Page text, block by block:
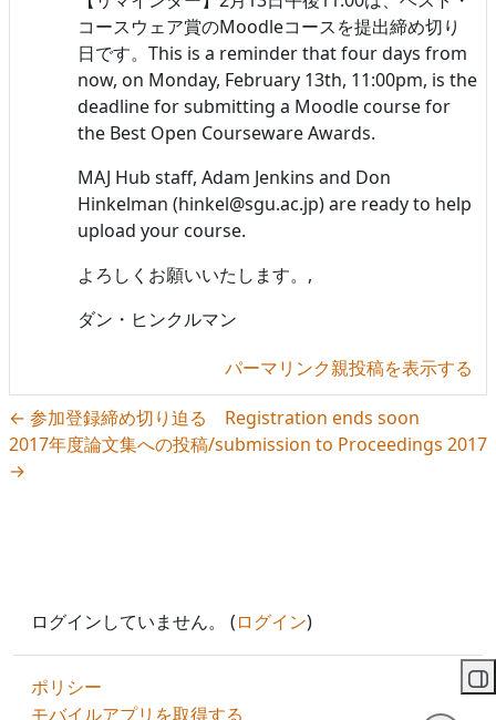
コースウェア賞のMoodleコースを提出締め切り
日です。 This is a reminder that four days from
now, on Monday, February 13th, 11:00pm, is the
deadline for submitting a Moodle course for
the Best Open Courseware Awards.
MAJ Hub staff, Adam Jenkins and Don
Hinkelman (hinkel@sgu.ac.jp) are ready to help
upload your course.
よろしくお願いいたします。,
ダン・ヒンクルマン
パーマリンク親投稿を表示する
← 参加登録締め切り迫る Registration ends soon
2017年度論文集への投稿/submission to Proceedings 2017
→
ログインしていません。 (ログイン)
ポリシー
モバイルアプリを取得する